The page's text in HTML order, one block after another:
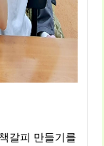
갈피 만들기를